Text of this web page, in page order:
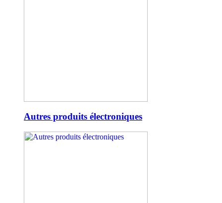
Autres produits électroniques